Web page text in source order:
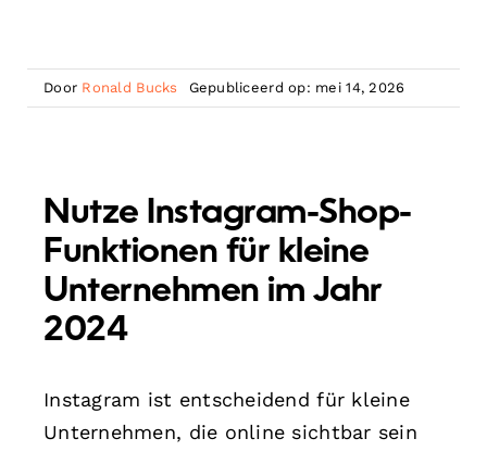
Door Ronald Bucks Gepubliceerd op: mei 14, 2026
Nutze Instagram-Shop-
Funktionen für kleine
Unternehmen im Jahr
2024
Instagram ist entscheidend für kleine
Unternehmen, die online sichtbar sein